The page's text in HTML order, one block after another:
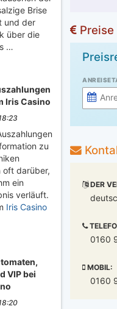
Brise
und der
über die
…
Iris Casino
zu
oft darüber,
ein
verläuft.
Iris Casino
VIP bei
Preise
DER
0160
MOBIL:
0160